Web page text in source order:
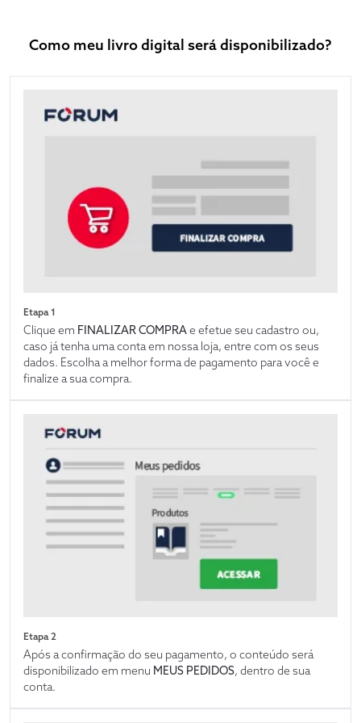
Como meu livro digital será disponibilizado?
Etapa 1
Clique em FINALIZAR COMPRAe efetue seu cadastro ou,
caso já tenha uma conta em nossa loja, entre com os seus
dados. Escolha a melhor forma de pagamento para você e
finalize a sua compra.
Etapa 2
Após a confirmação do seu pagamento, o conteúdo será
disponibilizado em menu MEUS PEDIDOS, dentro de sua
conta.